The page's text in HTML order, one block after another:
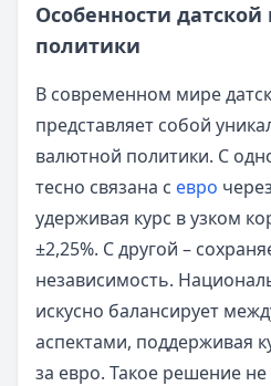
Особенности
политики
В современном мире
представляет собой
валютной политики. С
тесно связана с евро
удерживая курс в узком
±2,25%. С другой –
независимость.
искусно балансирует
аспектами, поддерживая
за евро. Такое решение